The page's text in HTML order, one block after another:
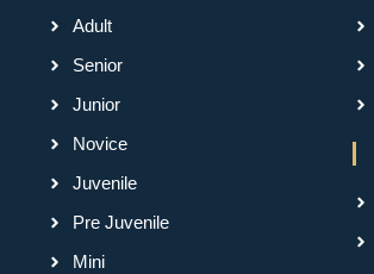
Adult
Senior
Junior
Novice
Juvenile
Pre Juvenile
Mini